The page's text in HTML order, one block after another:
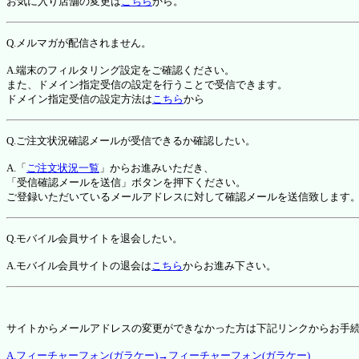
Q.メルマガが配信されません。
A.端末のフィルタリング設定をご確認ください。
また、ドメイン指定受信の設定を行うことで受信できます。
ドメイン指定受信の設定方法はこちらから
Q.ご注文状況確認メールが受信できるか確認したい。
A.「 ご注文状況一覧 」からお進みいただき、
「受信確認メールを送信」ボタンを押下ください。
ご登録いただいているメールアドレスに対して確認メールを送信致します。
Q.モバイル会員サイトを退会したい。
A.モバイル会員サイトの退会はこちらからお進み下さい。
サイトからメールアドレスの変更ができなかった方は下記リンクからお手
A.フィーチャーフォン(ガラケー)→フィーチャーフォン(ガラケー)